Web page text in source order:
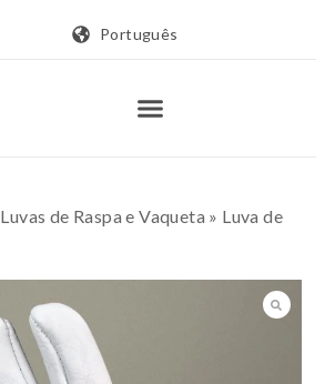
Português
Luvas de Raspa e Vaqueta » Luva de